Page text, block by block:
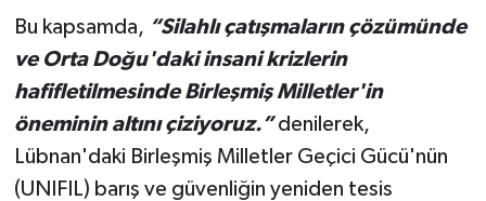
Bu kapsamda, “Silahlı çatışmaların çözümünde
ve Orta Doğu'daki insani krizlerin
hafifletilmesinde Birleşmiş Milletler'in
öneminin altını çiziyoruz.”denilerek,
Lübnan'daki Birleşmiş Milletler Geçici Gücü'nün
(UNIFIL) barış ve güvenliğin yeniden tesis